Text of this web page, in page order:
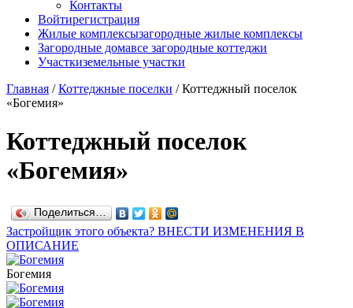
Контакты
Войтирегистрация
Жилые комплексызагородные жилые комплексы
Загородные домавсе загородные коттеджи
Участкиземельные участки
Главная / Коттеджные поселки /Коттеджный поселок
«Богемия»
Коттеджный поселок
«Богемия»
Поделиться…
Застройщик этого объекта? ВНЕСТИ ИЗМЕНЕНИЯ В
ОПИСАНИЕ
Богемия